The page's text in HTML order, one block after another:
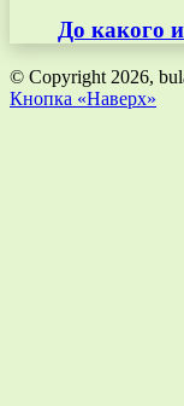
До какого
© Copyright 2026,
Кнопка «Наверх»